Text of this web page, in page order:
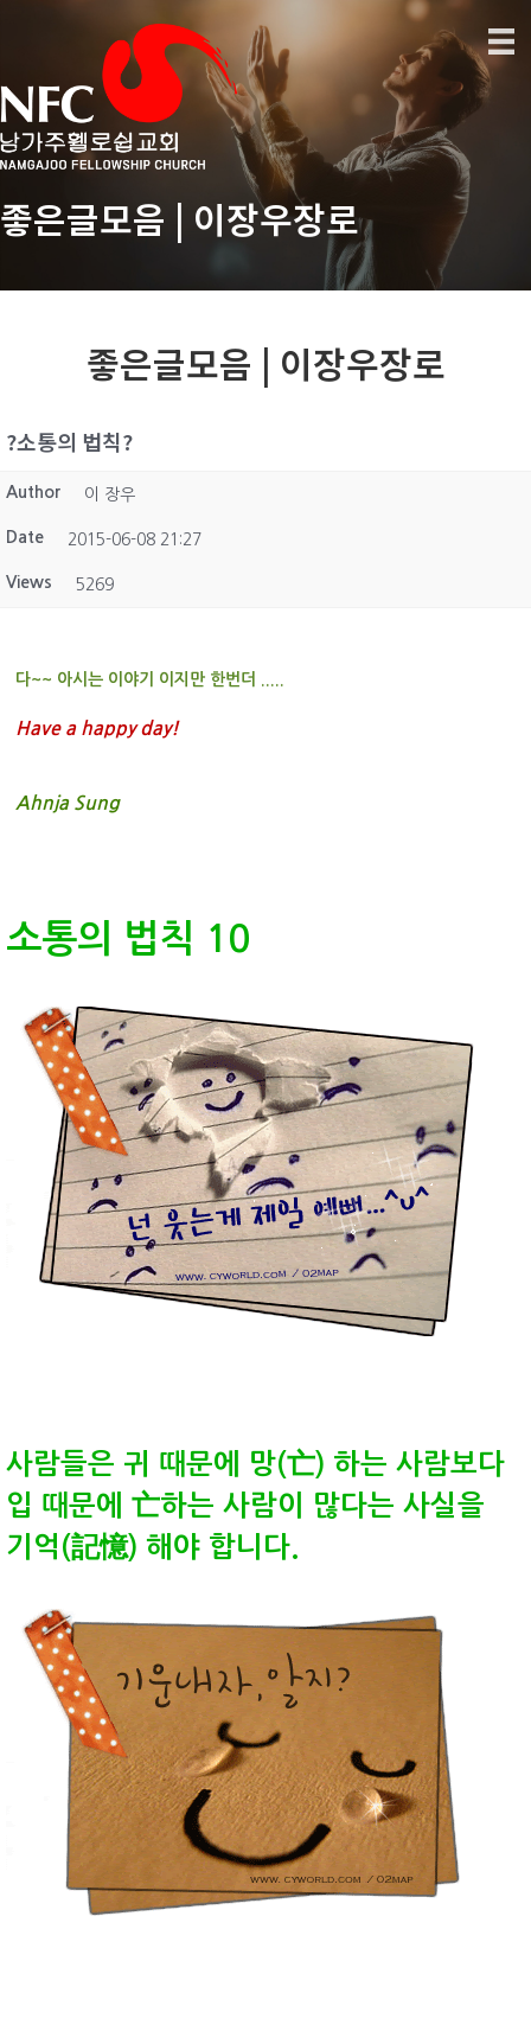
좋은글모음 | 이장우장로
좋은글모음 | 이장우장로
?소통의 법칙?
Author 이 장우
Date 2015-06-08 21:27
Views 5269
다~~ 아시는 이야기 이지만 한번더 .....
Have a happy day!
Ahnja Sung
소통의 법칙 10
사람들은 귀 때문에 망(亡) 하는 사람보다
입 때문에 亡하는 사람이 많다는 사실을
기억(記憶) 해야 합니다.